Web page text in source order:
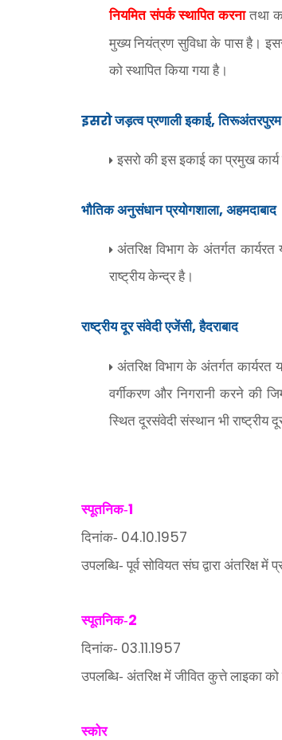
नियमित संपर्क स्थापित करनातथा
मुख्य नियंत्रण सुविधा के पास है।
को स्थापित किया गया है।
इसरोजड़त्व प्रणाली इकाई,तिरूअंतरपुरम
इसरो की इस इकाई का प्रमुख
भौतिक अनुसंधान प्रयोगशाला, अहमदाबाद
अंतरिक्ष विभाग के अंतर्गत
राष्ट्रीय केन्द्र है।
राष्ट्रीय दूर संवेदी एजेंसी,हैदराबाद
अंतरिक्ष विभाग के अंतर्गत
वर्गीकरण और निगरानी करने की
स्थित दूरसंवेदी संस्थान भी राष्ट्रीय
स्पूतनिक-1
दिनांक- 04.10.1957
उपलब्धि- पूर्व सोवियत संघ द्वारा अंतरिक्ष
स्पूतनिक-2
दिनांक- 03.11.1957
उपलब्धि- अंतरिक्ष में जीवित कुत्ते लाइका
स्कोर